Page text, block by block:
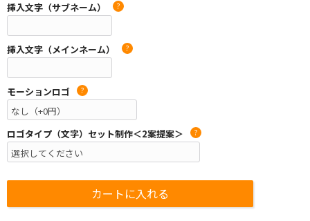
挿入文字（サブネーム） ?
挿入文字（メインネーム） ?
モーションロゴ ?
ロゴタイプ（文字）セット制作＜2案提案＞ ?